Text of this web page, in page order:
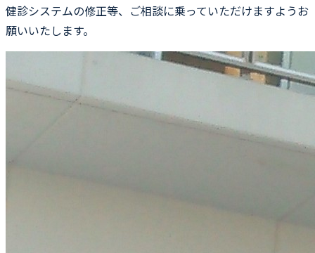
健診システムの修正等、ご相談に乗っていただけますようお
願いいたします。